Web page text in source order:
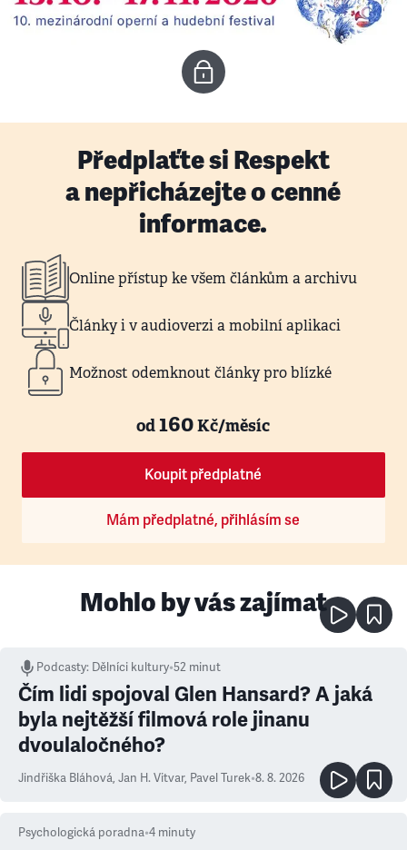
Předplaťte si Respekt
a nepřicházejte o cenné
informace.
Online přístup ke všem článkům a archivu
Články i v audioverzi a mobilní aplikaci
Možnost odemknout články pro blízké
od160Kč/měsíc
Koupit předplatné
Mám předplatné, přihlásím se
Mohlo by vás zajímat
Podcasty: Dělníci kultury•52 minut
Čím lidi spojoval Glen Hansard? A jaká
byla nejtěžší filmová role jinanu
dvoulaločného?
Jindřiška Bláhová, Jan H. Vitvar, Pavel Turek•8. 8. 2026
Psychologická poradna•4 minuty